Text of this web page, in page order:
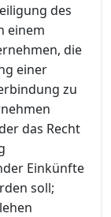
des
einem
die
einer
zu
das Recht
Einkünfte
soll;